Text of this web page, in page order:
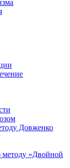
Довженко
методу «Двойной